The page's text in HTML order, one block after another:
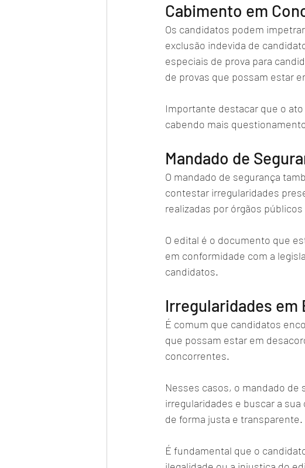
Cabimento em
Os candidatos podem
exclusão indevida de
especiais de prova para
de provas que possam estar
Importante destacar que o
cabendo mais
Mandado de
O mandado de segurança
contestar irregularidades
realizadas por órgãos
O edital é o documento que
em conformidade com a
candidatos.
Irregularidades em
É comum que candidatos
que possam estar em
concorrentes.
Nesses casos, o mandado
irregularidades e buscar a
de forma justa e transparente.
É fundamental que o